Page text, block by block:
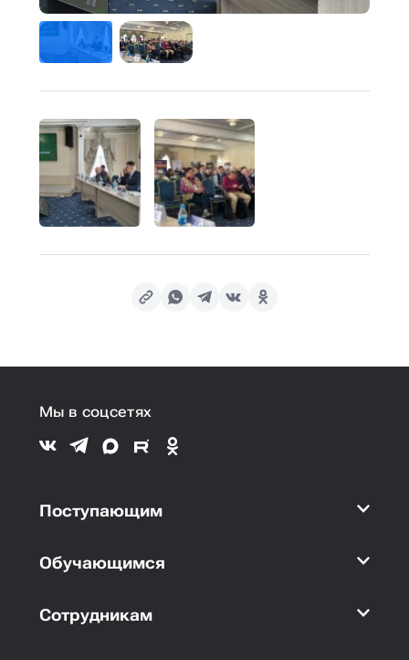
Мы в соцсетях
Поступающим
Обучающимся
Сотрудникам